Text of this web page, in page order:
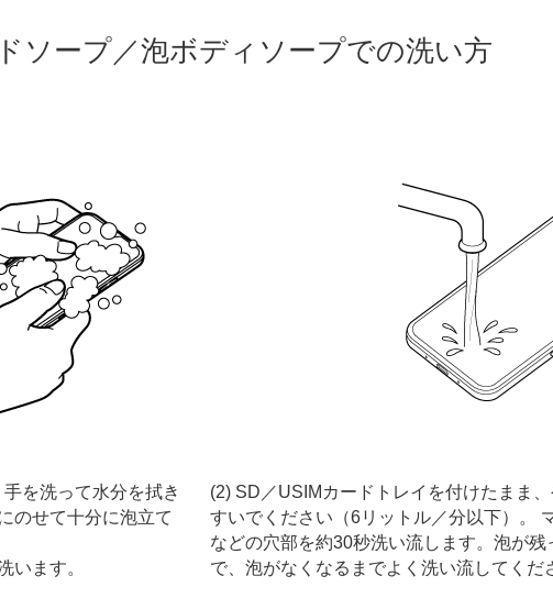
ソープ／泡ボディソープでの洗い方
を洗って水分を拭き
のせて十分に泡立て
います。
(2) SD／USIMカードトレイを付けたまま
すいでください（6リットル／分以下）。
などの穴部を約30秒洗い流します。泡が
で、泡がなくなるまでよく洗い流してくだ